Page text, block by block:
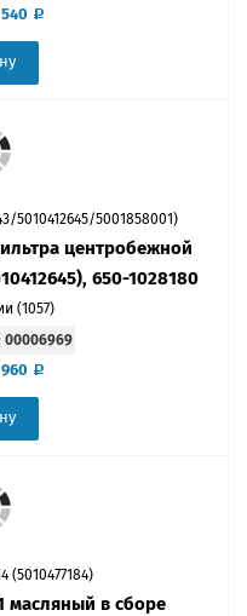
5010412645/5001858001)
центробежной
650-1028180
(1057)
00006969
(5010477184)
масляный в сборе